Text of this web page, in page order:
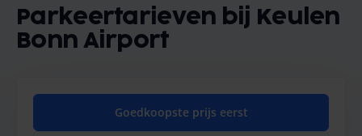
Parkeertarieven bij Keulen
Bonn Airport
Goedkoopste prijs eerst